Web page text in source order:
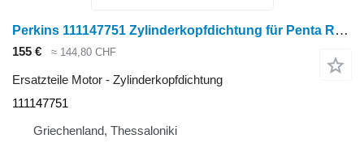
Perkins 111147751 Zylinderkopfdichtung für Penta Radtraktor
155 € ≈ 144,80 CHF
Ersatzteile Motor - Zylinderkopfdichtung
111147751
Griechenland, Thessaloniki